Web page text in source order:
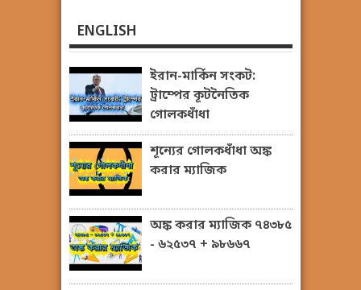
ENGLISH
ইরান-মার্কিন সংকট:
ট্রাম্পের কূটনৈতিক
গোলকধাঁধা
শূন্যের গোলকধাঁধা অঙ্ক
করার ম্যাজিক
অঙ্ক করার ম্যাজিক ৭৪৩৮৫
- ৬২৫৩৭ + ৯৮৬৬৭